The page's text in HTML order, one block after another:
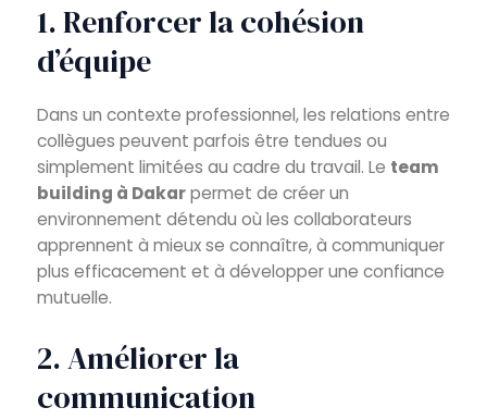
1. Renforcer la cohésion
d’équipe
Dans un contexte professionnel, les relations entre
collègues peuvent parfois être tendues ou
simplement limitées au cadre du travail. Le team
building à Dakarpermet de créer un
environnement détendu où les collaborateurs
apprennent à mieux se connaître, à communiquer
plus efficacement et à développer une confiance
mutuelle.
2. Améliorer la
communication